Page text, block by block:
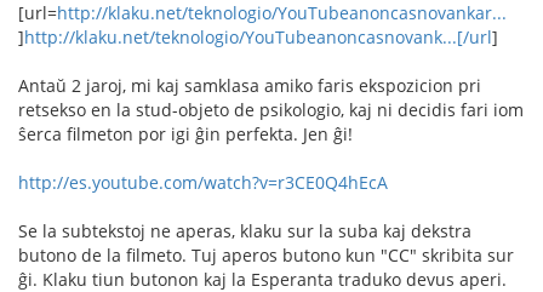
[url=http://klaku.net/teknologio/YouTubeanoncasnovankar...
]http://klaku.net/teknologio/YouTubeanoncasnovank...[/url]
Antaŭ 2 jaroj, mi kaj samklasa amiko faris ekspozicion pri
retsekso en la stud-objeto de psikologio, kaj ni decidis fari iom
ŝerca filmeton por igi ĝin perfekta. Jen ĝi!
http://es.youtube.com/watch?v=r3CE0Q4hEcA
Se la subtekstoj ne aperas, klaku sur la suba kaj dekstra
butono de la filmeto. Tuj aperos butono kun "CC" skribita sur
ĝi. Klaku tiun butonon kaj la Esperanta traduko devus aperi.